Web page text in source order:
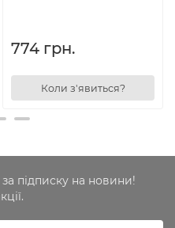
774 грн.
Коли з'явиться?
підписку на новини!